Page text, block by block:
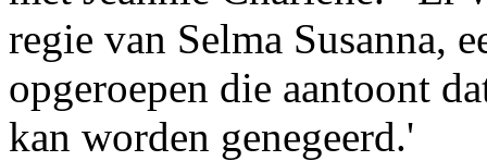
regie van Selma Susanna,
opgeroepen die aantoont
kan worden genegeerd.'